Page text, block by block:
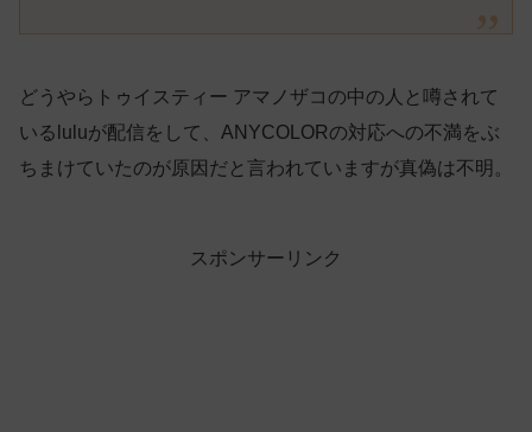
どうやらトゥイスティー アマノザコの中の人と噂されて
いるluluが配信をして、ANYCOLORの対応への不満をぶ
ちまけていたのが原因だと言われていますが真偽は不明。
スポンサーリンク